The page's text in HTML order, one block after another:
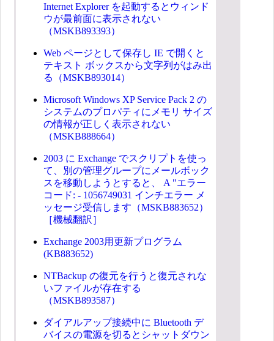
Internet Explorer を起動するとウィンド
ウが最前面に表示されない
（MSKB893393）
Web ページとして保存し IE で開くと
テキスト ボックスから文字列がはみ出
る（MSKB893014）
Microsoft Windows XP Service Pack 2 の
システムのプロパティにメモリ サイズ
の情報が正しく表示されない
（MSKB888664）
2003 に Exchange でスクリプトを使っ
て、別の管理グループにメールボック
スを移動しようとすると、 A "エラー
コード: - 1056749031 インチエラー メ
ッセージ受信します（MSKB883652）
［機械翻訳］
Exchange 2003用更新プログラム
(KB883652)
NTBackup の復元を行うと復元されな
いファイルが存在する
（MSKB893587）
ダイアルアップ接続中に Bluetooth デ
バイスの電源を切るとシャットダウン